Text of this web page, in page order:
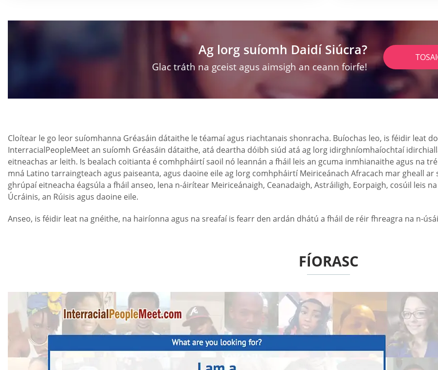
Ag lorg suíomh Daidí Siúcra?
Glac tráth na gceist agus aimsigh an ceann foirfe!
Cloítear le go leor suíomhanna Gréasáin dátaithe le téamaí agus riachtanais shonracha. Buíochas leo, is féidir leat
InterracialPeopleMeet an suíomh Gréasáin dátaithe, atá deartha dóibh siúd atá ag lorg idirghníomhaíochtaí
eitneachas ar leith. Is bealach coitianta é comhpháirtí saoil nó leannán a fháil leis an gcuma inmhianaithe agus na
mná Latino tarraingteach agus paiseanta, agus daoine eile ag lorg comhpháirtí Meiriceánach Afracach mar gheall
ghrúpaí eitneacha éagsúla a fháil anseo, lena n-áirítear Meiriceánaigh, Ceanadaigh, Astráiligh, Eorpaigh, cosúil leis
Úcráinis, an Rúisis agus daoine eile.
Anseo, is féidir leat na gnéithe, na hairíonna agus na sreafaí is fearr den ardán dhátú a fháil de réir fhreagra na n-
FÍORASC